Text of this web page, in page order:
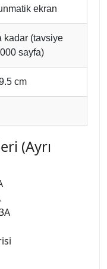
ekran
kadar (tavsiye
sayfa)
cm
(Ayrı